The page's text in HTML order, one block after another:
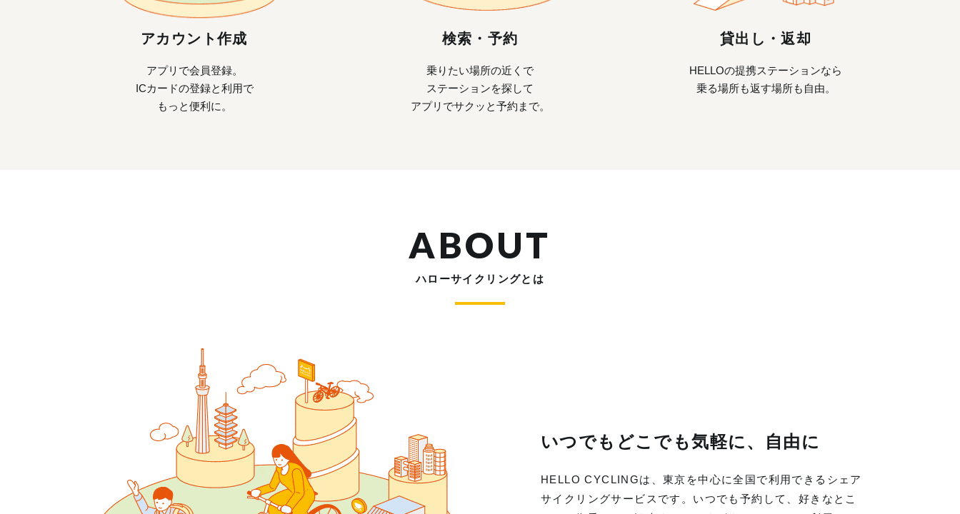
アカウント作成
アプリで会員登録。
ICカードの登録と利用で
もっと便利に。
検索・予約
乗りたい場所の近くで
ステーションを探して
アプリでサクッと予約まで。
貸出し・返却
HELLOの提携ステーションなら
乗る場所も返す場所も自由。
ABOUT
ハローサイクリングとは
いつでもどこでも気軽に、自由に
HELLO CYCLINGは、東京を中心に全国で利用できるシェア
サイクリングサービスです。いつでも予約して、好きなとこ